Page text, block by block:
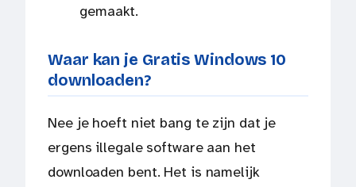
gemaakt.
Waar kan je Gratis Windows 10
downloaden?
Nee je hoeft niet bang te zijn dat je
ergens illegale software aan het
downloaden bent. Het is namelijk